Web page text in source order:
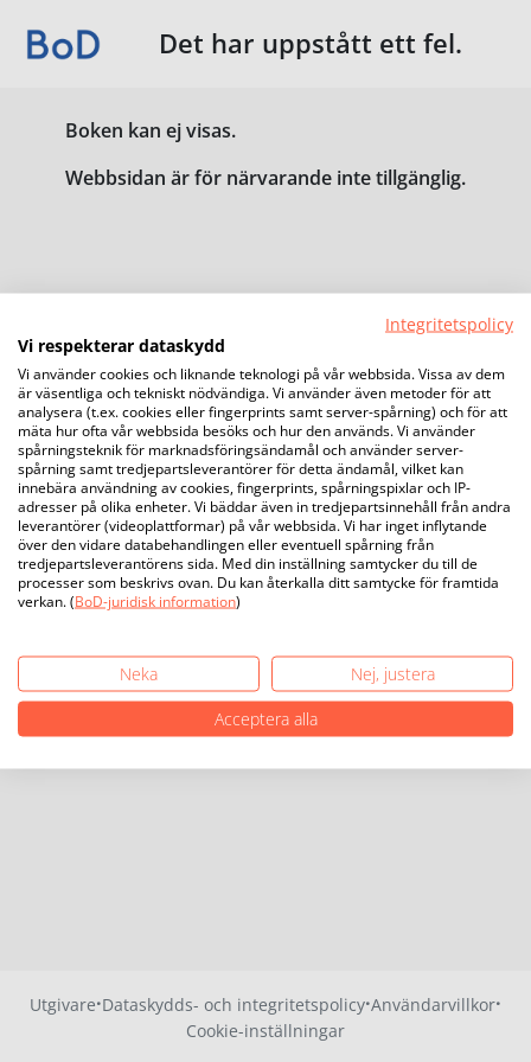
Det har uppstått ett fel.
Boken kan ej visas.
Webbsidan är för närvarande inte tillgänglig.
Utgivare·Dataskydds- och integritetspolicy·Användarvillkor·
Cookie-inställningar
Integritetspolicy
Vi respekterar dataskydd
Vi använder cookies och liknande teknologi på vår webbsida. Vissa av dem
är väsentliga och tekniskt nödvändiga. Vi använder även metoder för att
analysera (t.ex. cookies eller fingerprints samt server-spårning) och för att
mäta hur ofta vår webbsida besöks och hur den används. Vi använder
spårningsteknik för marknadsföringsändamål och använder server-
spårning samt tredjepartsleverantörer för detta ändamål, vilket kan
innebära användning av cookies, fingerprints, spårningspixlar och IP-
adresser på olika enheter. Vi bäddar även in tredjepartsinnehåll från andra
leverantörer (videoplattformar) på vår webbsida. Vi har inget inflytande
över den vidare databehandlingen eller eventuell spårning från
tredjepartsleverantörens sida. Med din inställning samtycker du till de
processer som beskrivs ovan. Du kan återkalla ditt samtycke för framtida
verkan. (BoD-juridisk information)
Neka
Nej, justera
Acceptera alla